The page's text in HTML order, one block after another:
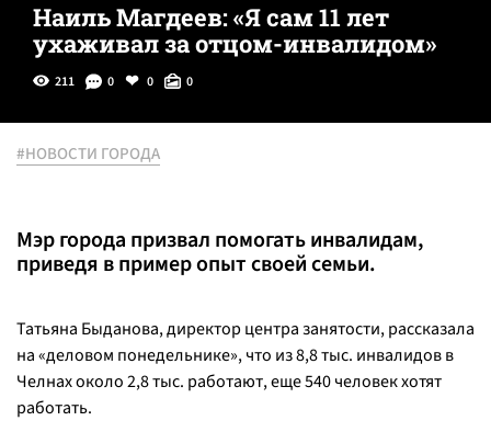
Наиль Магдеев: «Я сам 11 лет
ухаживал за отцом-инвалидом»
211 0 0 0
#НОВОСТИ ГОРОДА
Мэр города призвал помогать инвалидам,
приведя в пример опыт своей семьи.
Татьяна Быданова, директор центра занятости, рассказала
на «деловом понедельнике», что из 8,8 тыс. инвалидов в
Челнах около 2,8 тыс. работают, еще 540 человек хотят
работать.